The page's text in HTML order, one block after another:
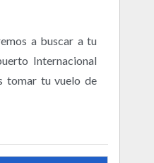
a buscar a tu
Internacional
tomar tu vuelo de